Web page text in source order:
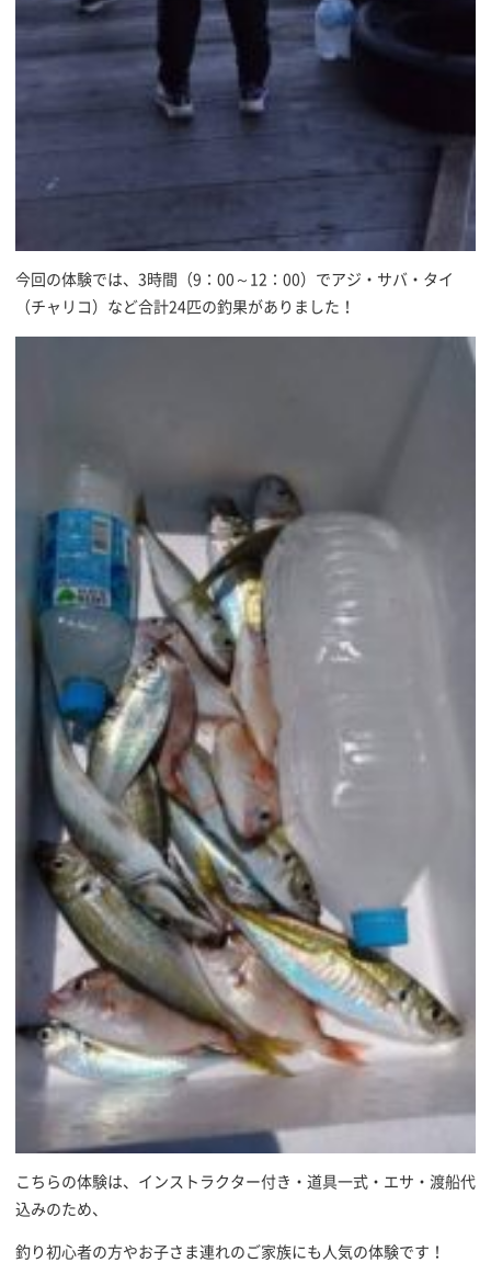
今回の体験では、3時間（9：00～12：00）でアジ・サバ・タイ
（チャリコ）など合計24匹の釣果がありました！
こちらの体験は、インストラクター付き・道具一式・エサ・渡船代
込みのため、
釣り初心者の方やお子さま連れのご家族にも人気の体験です！